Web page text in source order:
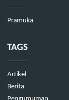
Pramuka
TAGS
Artikel
Berita